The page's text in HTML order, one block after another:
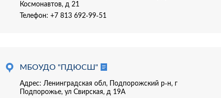
Космонавтов, д 21
Телефон: +7 813 692-99-51
МБОУДО "ПДЮСШ"
Адрес: Ленинградская обл, Подпорожский р-н, г
Подпорожье, ул Свирская, д 19А